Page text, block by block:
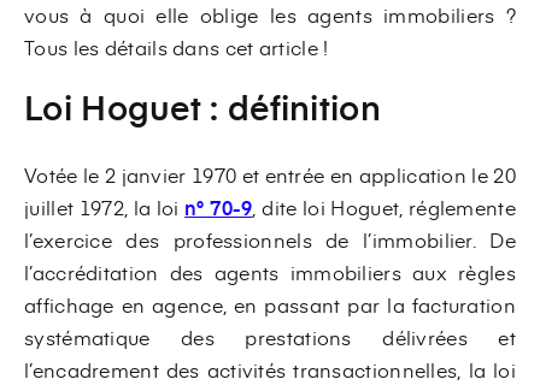
vous à quoi elle oblige les agents immobiliers ?
Tous les détails dans cet article !
Loi Hoguet : définition
Votée le 2 janvier 1970 et entrée en application le 20
juillet 1972, la loi n° 70-9 , dite loi Hoguet, réglemente
l’exercice des professionnels de l’immobilier. De
l’accréditation des agents immobiliers aux règles
affichage en agence, en passant par la facturation
systématique des prestations délivrées et
l’encadrement des activités transactionnelles, la loi